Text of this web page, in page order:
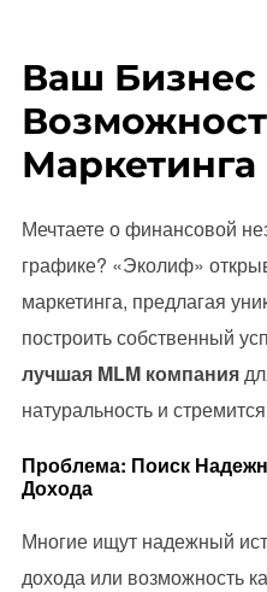
Ваш Бизнес
Маркетинга
Мечтаете о финансовой
графике? «Эколиф»
маркетинга, предлагая
построить собственный
лучшая MLM компания
натуральность и
Проблема: Поиск
Дохода
Многие ищут надежный
дохода или возможность